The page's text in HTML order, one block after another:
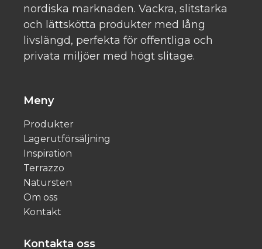
nordiska marknaden. Vackra, slitstarka
och lättskötta produkter med lång
livslängd, perfekta för offentliga och
privata miljöer med högt slitage.
Meny
Produkter
Lagerutförsäljning
Inspiration
Terrazzo
Natursten
Om oss
Kontakt
Kontakta oss